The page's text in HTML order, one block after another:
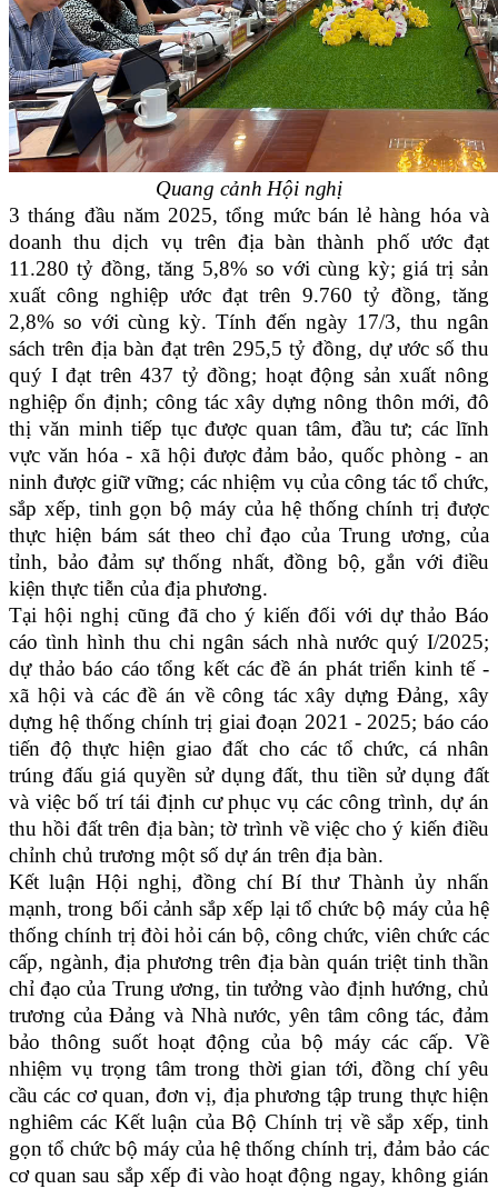
Quang cảnh Hội nghị
3 tháng đầu năm 2025, tổng mức bán lẻ hàng hóa và
doanh thu dịch vụ trên địa bàn thành phố ước đạt
11.280 tỷ đồng, tăng 5,8% so với cùng kỳ; giá trị sản
xuất công nghiệp ước đạt trên 9.760 tỷ đồng, tăng
2,8% so với cùng kỳ. Tính đến ngày 17/3, thu ngân
sách trên địa bàn đạt trên 295,5 tỷ đồng, dự ước số thu
quý I đạt trên 437 tỷ đồng; hoạt động sản xuất nông
nghiệp ổn định; công tác xây dựng nông thôn mới, đô
thị văn minh tiếp tục được quan tâm, đầu tư; các lĩnh
vực văn hóa - xã hội được đảm bảo, quốc phòng - an
ninh được giữ vững; các nhiệm vụ của công tác tổ chức,
sắp xếp, tinh gọn bộ máy của hệ thống chính trị được
thực hiện bám sát theo chỉ đạo của Trung ương, của
tỉnh, bảo đảm sự thống nhất, đồng bộ, gắn với điều
kiện thực tiễn của địa phương.
Tại hội nghị cũng đã cho ý kiến đối với dự thảo Báo
cáo tình hình thu chi ngân sách nhà nước quý I/2025;
dự thảo báo cáo tổng kết các đề án phát triển kinh tế -
xã hội và các đề án về công tác xây dựng Đảng, xây
dựng hệ thống chính trị giai đoạn 2021 - 2025; báo cáo
tiến độ thực hiện giao đất cho các tổ chức, cá nhân
trúng đấu giá quyền sử dụng đất, thu tiền sử dụng đất
và việc bố trí tái định cư phục vụ các công trình, dự án
thu hồi đất trên địa bàn; tờ trình về việc cho ý kiến điều
chỉnh chủ trương một số dự án trên địa bàn.
Kết luận Hội nghị, đồng chí Bí thư Thành ủy nhấn
mạnh, trong bối cảnh sắp xếp lại tổ chức bộ máy của hệ
thống chính trị đòi hỏi cán bộ, công chức, viên chức các
cấp, ngành, địa phương trên địa bàn quán triệt tinh thần
chỉ đạo của Trung ương, tin tưởng vào định hướng, chủ
trương của Đảng và Nhà nước, yên tâm công tác, đảm
bảo thông suốt hoạt động của bộ máy các cấp. Về
nhiệm vụ trọng tâm trong thời gian tới, đồng chí yêu
cầu các cơ quan, đơn vị, địa phương tập trung thực hiện
nghiêm các Kết luận của Bộ Chính trị về sắp xếp, tinh
gọn tổ chức bộ máy của hệ thống chính trị, đảm bảo các
cơ quan sau sắp xếp đi vào hoạt động ngay, không gián